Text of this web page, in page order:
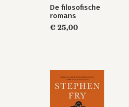
De filosofische
romans
€ 25,00